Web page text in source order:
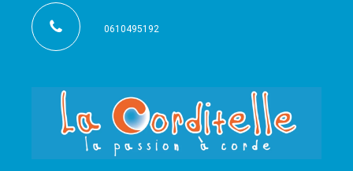
0610495192